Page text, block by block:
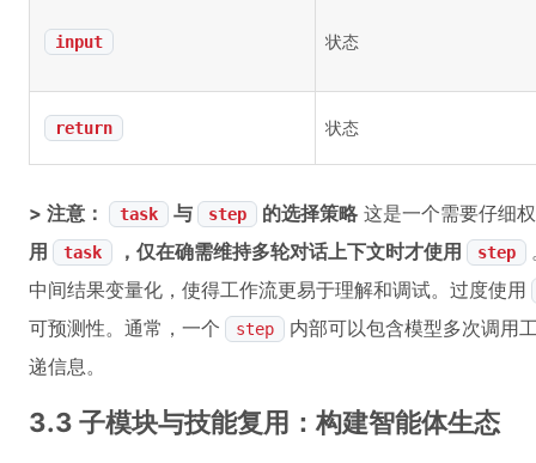
input 状态
return 状态
> 注意： task 与 step 的选择策略 这是一个需要仔细
用
task ，仅在确需维持多轮对话上下文时才使用 step
中间结果变量化，使得工作流更易于理解和调试。过度使用
可预测性。通常，一个
step
内部可以包含模型多次调用
递信息。
3.3 子模块与技能复用：构建智能体生态